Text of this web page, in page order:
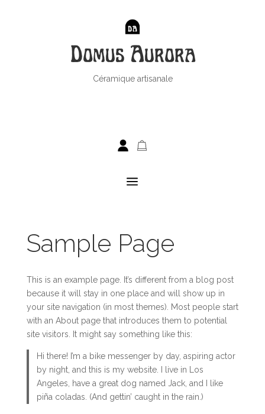
Domus Aurora
Céramique artisanale
a
Sample Page
This is an example page. It’s different from a blog post
because it will stay in one place and will show up in
your site navigation (in most themes). Most people start
with an About page that introduces them to potential
site visitors. It might say something like this:
Hi there! I’m a bike messenger by day, aspiring actor
by night, and this is my website. I live in Los
Angeles, have a great dog named Jack, and I like
piña coladas. (And gettin’ caught in the rain.)